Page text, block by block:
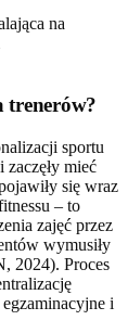
na
trenerów?
sportu
mieć
się wraz
– to
zajęć przez
wymusiły
2024). Proces
i